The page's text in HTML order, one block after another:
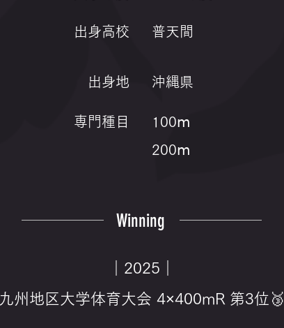
出身高校 普天間
出身地
専門種目
沖縄県
100ⅿ
200ⅿ
Winning
｜2025｜
九州地区大学体育大会 4×400mR 第3位🥉